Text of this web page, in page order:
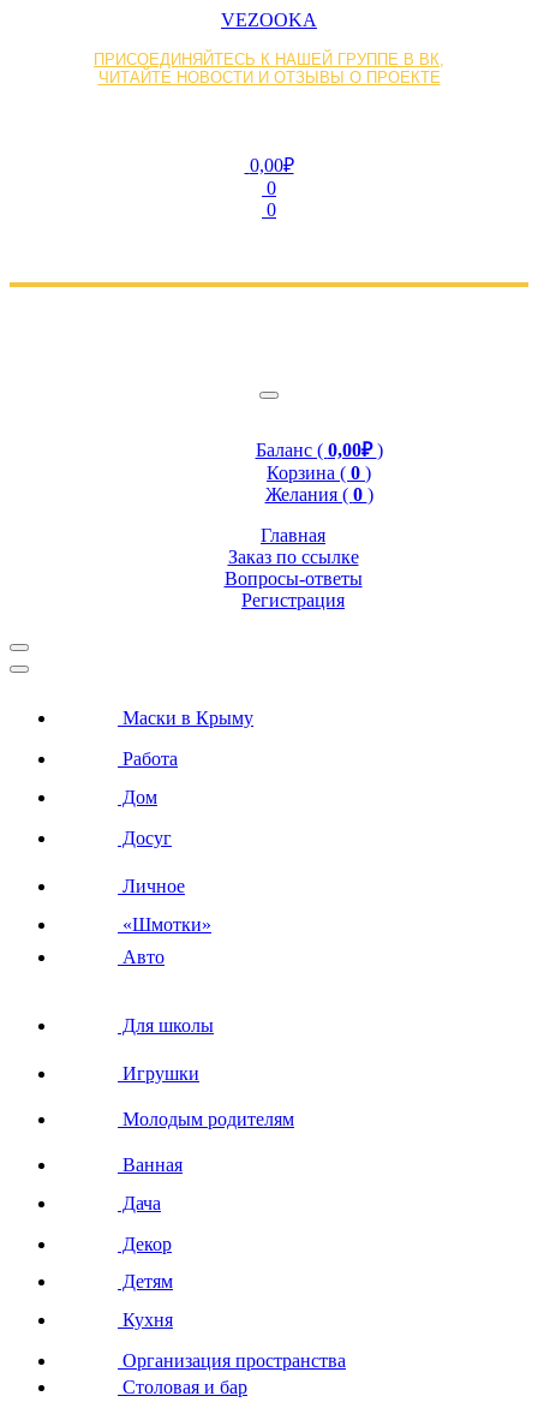
VEZOOKA
ПРИСОЕДИНЯЙТЕСЬ К НАШЕЙ ГРУППЕ В ВК,
ЧИТАЙТЕ НОВОСТИ И ОТЗЫВЫ О ПРОЕКТЕ
0,00₽
0
0
Баланс ( 0,00₽)
Корзина ( 0 )
Желания ( 0 )
Главная
Заказ по ссылке
Вопросы-ответы
Регистрация
Маски в Крыму
Работа
Дом
Досуг
Личное
«Шмотки»
Авто
Для школы
Игрушки
Молодым родителям
Ванная
Дача
Декор
Детям
Кухня
Организация пространства
Столовая и бар